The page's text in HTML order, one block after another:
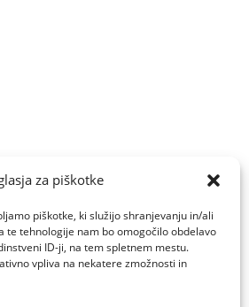
za piškotke
piškotke, ki služijo shranjevanju in/ali
te tehnologije nam bo omogočilo obdelavo
ID-ji, na tem spletnem mestu.
vpliva na nekatere zmožnosti in